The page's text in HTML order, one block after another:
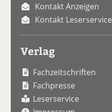
Kontakt Anzeigen
Kontakt Leserservice
Verlag
Fachzeitschriften
Fachpresse
Leserservice